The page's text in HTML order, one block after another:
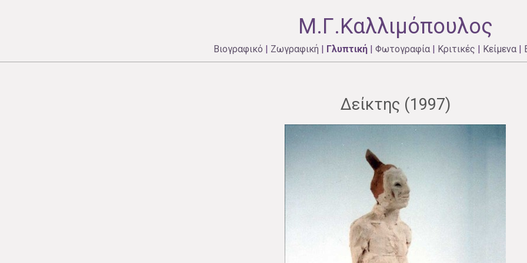
Μ.Γ.Καλλιμόπουλος
Βιογραφικό | Ζωγραφική | Γλυπτική | Φωτογραφία | Κριτικές | Κείμενα |
Δείκτης (1997)